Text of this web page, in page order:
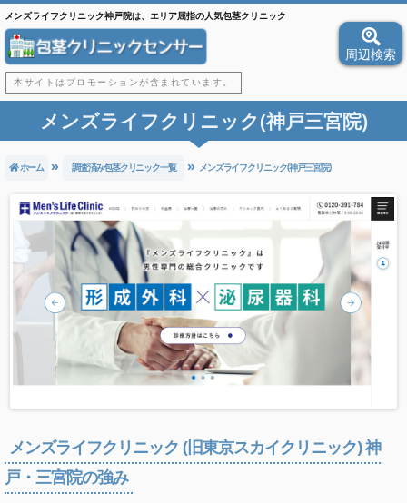
メンズライフクリニック神戸院は、エリア屈指の人気包茎クリニック
本サイトはプロモーションが含まれています。
周辺検索
北海道のクリニック
青森県のクリニック
秋田県のクリニック
岩手県のクリニック
山形県のクリニック
宮城県のクリニック
福島県のクリニック
関東地方
メンズライフクリニック(神戸三宮院)
ホーム 調査済み包茎クリニック一覧 メンズライフクリニック(神戸三宮院)
メンズライフクリニック (旧東京スカイクリニック) 神
戸・三宮院の強み